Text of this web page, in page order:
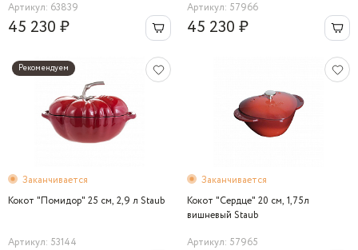
Артикул: 63839
45 230 ₽
Артикул: 57966
45 230 ₽
Рекомендуем
Заканчивается
Кокот "Помидор" 25 см, 2,9 л Staub
Артикул: 53144
Заканчивается
Кокот "Сердце" 20 см, 1,75л
вишневый Staub
Артикул: 57965